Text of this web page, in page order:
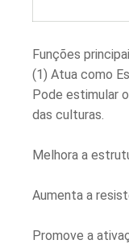
Funções
(1) Atua como
Pode estimular
das culturas.
Melhora a
Aumenta a
Promove a